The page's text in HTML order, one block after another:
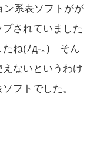
ン系表ソフトがが
されていました
たね(ﾉд-｡) そん
ないというわけ
フトでした。